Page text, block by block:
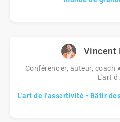
Vincent
Conférencier, auteur, coach
L'art
L'art de l'assertivité • Bâtir